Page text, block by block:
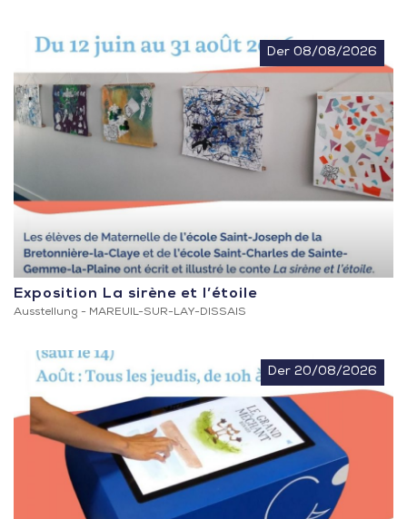
Der 08/08/2026
Exposition La sirène et l’étoile
Ausstellung - MAREUIL-SUR-LAY-DISSAIS
Der 20/08/2026